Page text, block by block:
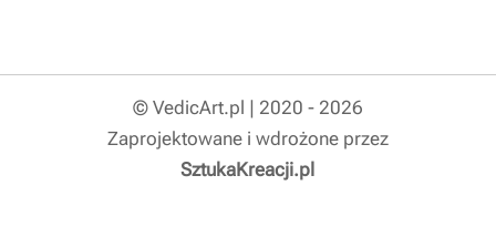
© VedicArt.pl | 2020 - 2026
Zaprojektowane i wdrożone przez
SztukaKreacji.pl